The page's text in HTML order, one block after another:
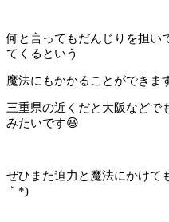
何と言ってもだんじりを担い
てくるという
魔法にもかかることができま
三重県の近くだと大阪などで
みたいです😆
ぜひまた迫力と魔法にかけて
｀*)